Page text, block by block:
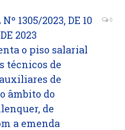
1305/2023, DE 10
2023
o piso salarial
técnicos de
de
âmbito do
de
a emenda
0